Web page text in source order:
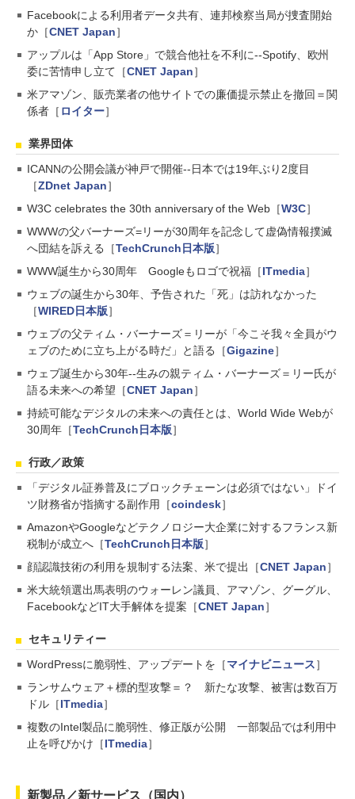
Facebookによる利用者データ共有、連邦検察当局が捜査開始
か［CNET Japan］
アップルは「App Store」で競合他社を不利に--Spotify、欧州
委に苦情申し立て［CNET Japan］
米アマゾン、販売業者の他サイトでの廉価提示禁止を撤回＝関
係者［ ロイター］
業界団体
ICANNの公開会議が神戸で開催--日本では19年ぶり2度目
［ZDnet Japan］
W3C celebrates the 30th anniversary of the Web［W3C］
WWWの父バーナーズ=リーが30周年を記念して虚偽情報撲滅
へ団結を訴える［TechCrunch日本版］
WWW誕生から30周年 Googleもロゴで祝福［ITmedia］
ウェブの誕生から30年、予告された「死」は訪れなかった
［WIRED日本版］
ウェブの父ティム・バーナーズ＝リーが「今こそ我々全員がウ
ェブのために立ち上がる時だ」と語る［Gigazine］
ウェブ誕生から30年--生みの親ティム・バーナーズ＝リー氏が
語る未来への希望［CNET Japan］
持続可能なデジタルの未来への責任とは、World Wide Webが
30周年［TechCrunch日本版］
行政／政策
「デジタル証券普及にブロックチェーンは必須ではない」ドイ
ツ財務省が指摘する副作用［coindesk］
AmazonやGoogleなどテクノロジー大企業に対するフランス新
税制が成立へ［TechCrunch日本版］
顔認識技術の利用を規制する法案、米で提出［CNET Japan］
米大統領選出馬表明のウォーレン議員、アマゾン、グーグル、
FacebookなどIT大手解体を提案［CNET Japan］
セキュリティー
WordPressに脆弱性、アップデートを［マイナビニュース］
ランサムウェア＋標的型攻撃＝？ 新たな攻撃、被害は数百万
ドル［ITmedia］
複数のIntel製品に脆弱性、修正版が公開 一部製品では利用中
止を呼びかけ［ITmedia］
新製品／新サービス（国内）